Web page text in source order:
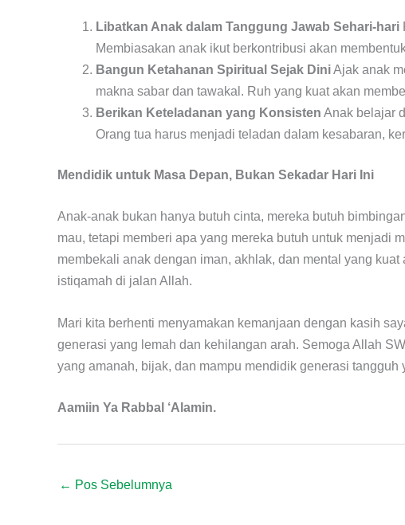
Libatkan Anak dalam Tanggung Jawab Sehari-hari
Membiasakan anak ikut berkontribusi akan
Bangun Ketahanan Spiritual Sejak DiniAjak anak
makna sabar dan tawakal. Ruh yang kuat akan
Berikan Keteladanan yang Konsisten Anak belajar
Orang tua harus menjadi teladan dalam kesabaran,
Mendidik untuk Masa Depan, Bukan Sekadar Hari Ini
Anak-anak bukan hanya butuh cinta, mereka butuh
mau, tetapi memberi apa yang mereka butuh untuk menjadi
membekali anak dengan iman, akhlak, dan mental yang
istiqamah di jalan Allah.
Mari kita berhenti menyamakan kemanjaan dengan kasih
generasi yang lemah dan kehilangan arah. Semoga Allah
yang amanah, bijak, dan mampu mendidik generasi
Aamiin Ya Rabbal ‘Alamin.
← Pos Sebelumnya